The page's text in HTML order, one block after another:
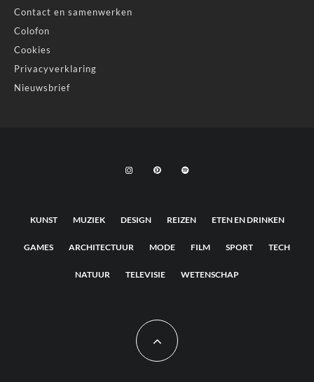
Contact en samenwerken
Colofon
Cookies
Privacyverklaring
Nieuwsbrief
KUNST MUZIEK DESIGN REIZEN ETEN EN DRINKEN
GAMES ARCHITECTUUR MODE FILM SPORT TECH
NATUUR TELEVISIE WETENSCHAP